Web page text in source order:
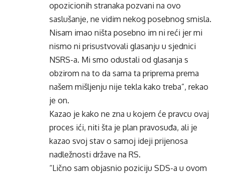
opozicionih stranaka pozvani na ovo
saslušanje, ne vidim nekog posebnog smisla.
Nisam imao ništa posebno im ni reći jer mi
nismo ni prisustvovali glasanju u sjednici
NSRS-a. Mi smo odustali od glasanja s
obzirom na to da sama ta priprema prema
našem mišljenju nije tekla kako treba”, rekao
je on.
Kazao je kako ne zna u kojem će pravcu ovaj
proces ići, niti šta je plan pravosuđa, ali je
kazao svoj stav o samoj ideji prijenosa
nadležnosti države na RS.
“Lično sam objasnio poziciju SDS-a u ovom